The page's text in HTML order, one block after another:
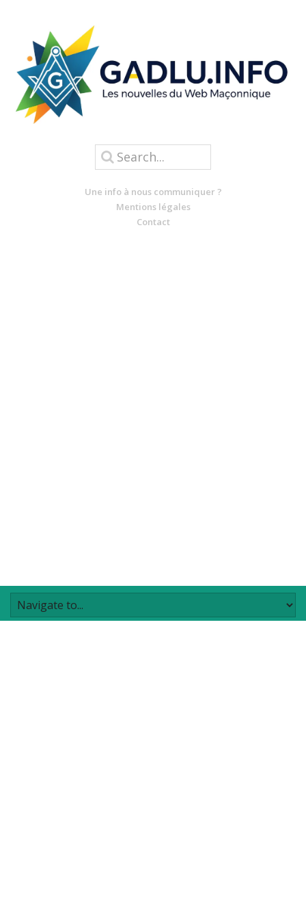
Une info à nous communiquer ?
Mentions légales
Contact